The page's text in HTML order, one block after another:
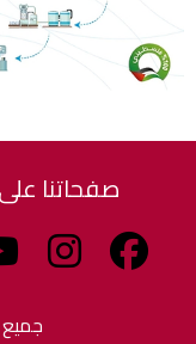
صفحاتنا
جميع